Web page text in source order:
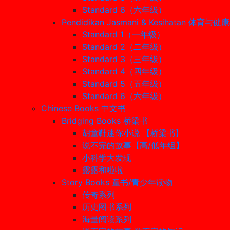
Standard 6（六年级）
Pendidikan Jasmani & Kesihatan 体育与健
Standard 1（一年级）
Standard 2（二年级）
Standard 3（三年级）
Standard 4（四年级）
Standard 5（五年级）
Standard 6（六年级）
Chinese Books 中文书
Bridging Books 桥梁书
胡童鞋迷你小说 【桥梁书】
说不完的故事【高/低年组】
小科学大发现
露露和啦啦
Story Books 童书/青少年读物
传奇系列
历史图书系列
海量阅读系列